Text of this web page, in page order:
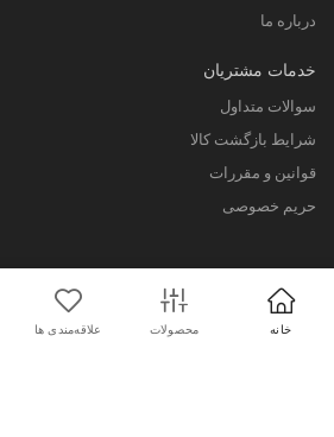
درباره ما
خدمات مشتریان
سوالات متداول
شرایط بازگشت کالا
قوانین و مقررات
حریم خصوصی
خانه محصولات علاقه‌مندی ها